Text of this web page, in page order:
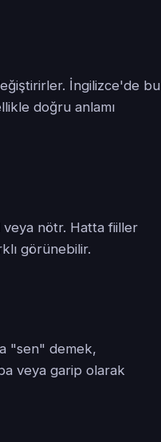
İngilizce'de bu
doğru anlamı
veya nötr. Hatta fiiller
görünebilir.
"sen" demek,
veya garip olarak